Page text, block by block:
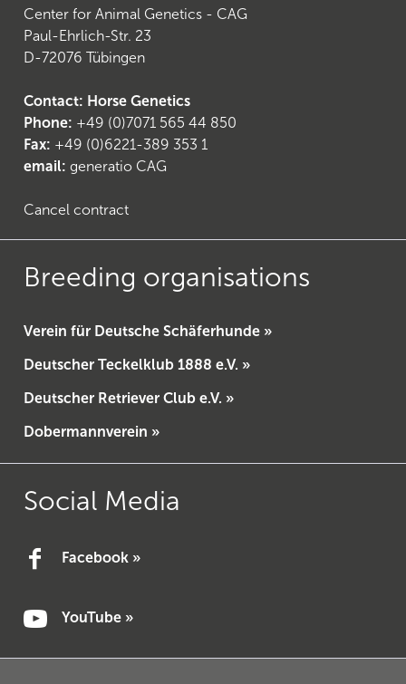
Center for Animal Genetics - CAG
Paul-Ehrlich-Str. 23
D-72076 Tübingen
Contact: Horse Genetics
Phone: +49 (0)7071 565 44 850
Fax: +49 (0)6221-389 353 1
email: generatio CAG
Cancel contract
Breeding organisations
Verein für Deutsche Schäferhunde »
Deutscher Teckelklub 1888 e.V. »
Deutscher Retriever Club e.V. »
Dobermannverein »
Social Media
Facebook »
YouTube »